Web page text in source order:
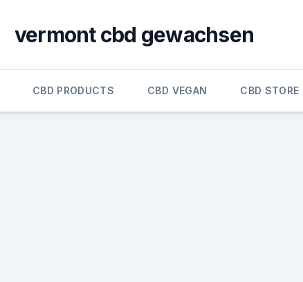
vermont cbd gewachsen
CBD PRODUCTS CBD VEGAN CBD STORE